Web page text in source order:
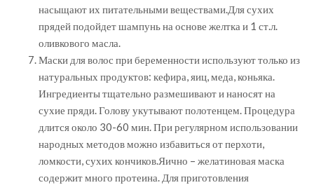
насыщают их питательными веществами.Для сухих
прядей подойдет шампунь на основе желтка и 1 ст.л.
оливкового масла.
Маски для волос при беременности используют только из
натуральных продуктов: кефира, яиц, меда, коньяка.
Ингредиенты тщательно размешивают и наносят на
сухие пряди. Голову укутывают полотенцем. Процедура
длится около 30-60 мин. При регулярном использовании
народных методов можно избавиться от перхоти,
ломкости, сухих кончиков.Яично – желатиновая маска
содержит много протеина. Для приготовления